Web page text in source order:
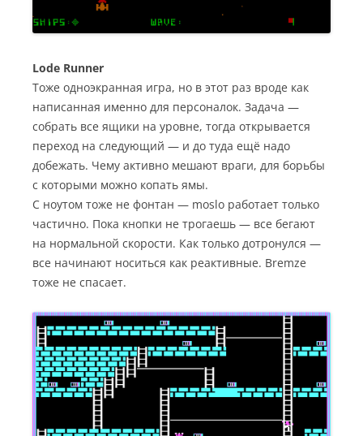
Lode Runner
Тоже одноэкранная игра, но в этот раз вроде как
написанная именно для персоналок. Задача —
собрать все ящики на уровне, тогда открывается
переход на следующий — и до туда ещё надо
добежать. Чему активно мешают враги, для борьбы
с которыми можно копать ямы.
С ноутом тоже не фонтан — moslo работает только
частично. Пока кнопки не трогаешь — все бегают
на нормальной скорости. Как только дотронулся —
все начинают носиться как реактивные. Bremze
тоже не спасает.